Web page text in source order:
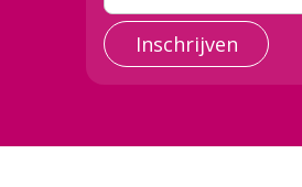
Inschrijven